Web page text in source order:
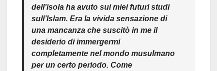
dell’isola ha avuto sui miei futuri studi
sull’Islam. Era la vivida sensazione di
una mancanza che suscitò in me il
desiderio di immergermi
completamente nel mondo musulmano
per un certo periodo. Come